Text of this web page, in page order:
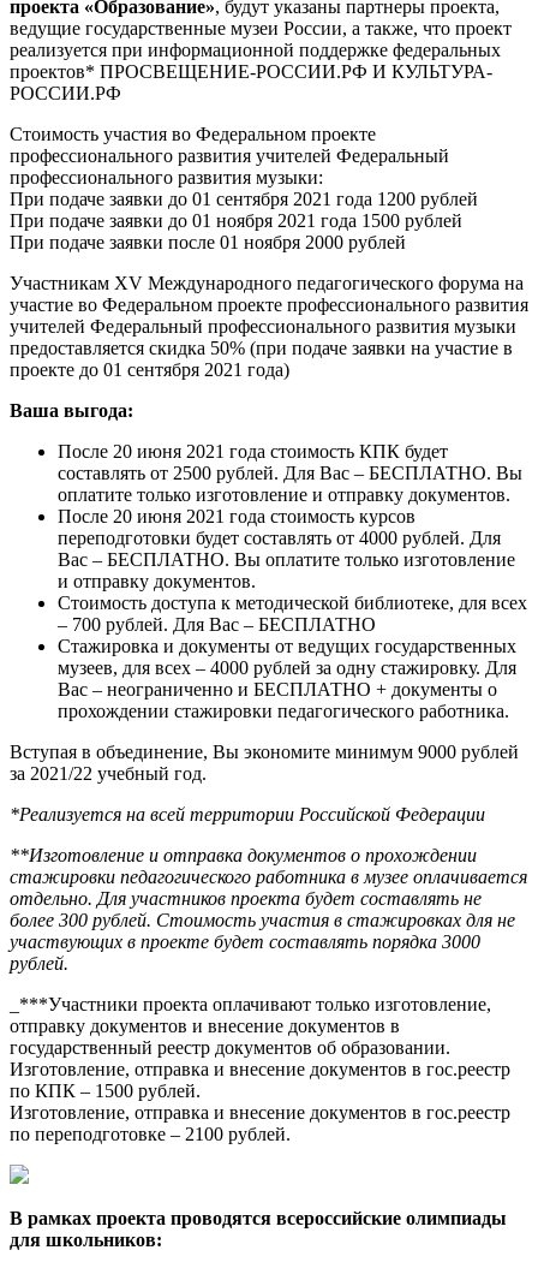
проекта «Образование», будут указаны партнеры проекта,
ведущие государственные музеи России, а также, что проект
реализуется при информационной поддержке федеральных
проектов* ПРОСВЕЩЕНИЕ-РОССИИ.РФ И КУЛЬТУРА-
РОССИИ.РФ
Стоимость участия во Федеральном проекте
профессионального развития учителей Федеральный
профессионального развития музыки:
При подаче заявки до 01 сентября 2021 года 1200 рублей
При подаче заявки до 01 ноября 2021 года 1500 рублей
При подаче заявки после 01 ноября 2000 рублей
Участникам XV Международного педагогического форума на
участие во Федеральном проекте профессионального развития
учителей Федеральный профессионального развития музыки
предоставляется скидка 50% (при подаче заявки на участие в
проекте до 01 сентября 2021 года)
Ваша выгода:
После 20 июня 2021 года стоимость КПК будет
составлять от 2500 рублей. Для Вас – БЕСПЛАТНО. Вы
оплатите только изготовление и отправку документов.
После 20 июня 2021 года стоимость курсов
переподготовки будет составлять от 4000 рублей. Для
Вас – БЕСПЛАТНО. Вы оплатите только изготовление
и отправку документов.
Стоимость доступа к методической библиотеке, для всех
– 700 рублей. Для Вас – БЕСПЛАТНО
Стажировка и документы от ведущих государственных
музеев, для всех – 4000 рублей за одну стажировку. Для
Вас – неограниченно и БЕСПЛАТНО + документы о
прохождении стажировки педагогического работника.
Вступая в объединение, Вы экономите минимум 9000 рублей
за 2021/22 учебный год.
*Реализуется на всей территории Российской Федерации
**Изготовление и отправка документов о прохождении
стажировки педагогического работника в музее оплачивается
отдельно. Для участников проекта будет составлять не
более 300 рублей. Стоимость участия в стажировках для не
участвующих в проекте будет составлять порядка 3000
рублей.
_***Участники проекта оплачивают только изготовление,
отправку документов и внесение документов в
государственный реестр документов об образовании.
Изготовление, отправка и внесение документов в гос.реестр
по КПК – 1500 рублей.
Изготовление, отправка и внесение документов в гос.реестр
по переподготовке – 2100 рублей.
В рамках проекта проводятся всероссийские олимпиады
для школьников: